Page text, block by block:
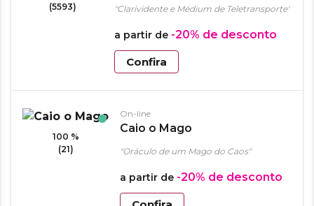
(5593)
"Clarividente e Médium de Teletransporte"
a partir de -20% de desconto
Confira
100 %
(21)
On-line
Caio o Mago
"Oráculo de um Mago do Caos"
a partir de -20% de desconto